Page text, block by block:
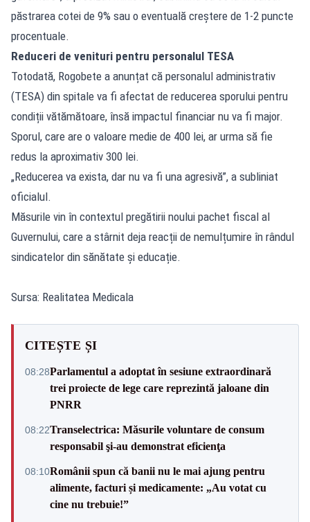
păstrarea cotei de 9% sau o eventuală creștere de 1-2 puncte
procentuale.
Reduceri de venituri pentru personalul TESA
Totodată, Rogobete a anunțat că personalul administrativ
(TESA) din spitale va fi afectat de reducerea sporului pentru
condiții vătămătoare, însă impactul financiar nu va fi major.
Sporul, care are o valoare medie de 400 lei, ar urma să fie
redus la aproximativ 300 lei.
„Reducerea va exista, dar nu va fi una agresivă”, a subliniat
oficialul.
Măsurile vin în contextul pregătirii noului pachet fiscal al
Guvernului, care a stârnit deja reacții de nemulțumire în rândul
sindicatelor din sănătate și educație.
Sursa: Realitatea Medicala
CITEȘTE ȘI
08:28Parlamentul a adoptat în sesiune extraordinară
trei proiecte de lege care reprezintă jaloane din
PNRR
08:22Transelectrica: Măsurile voluntare de consum
responsabil şi-au demonstrat eficienţa
08:10Românii spun că banii nu le mai ajung pentru
alimente, facturi și medicamente: „Au votat cu
cine nu trebuie!”